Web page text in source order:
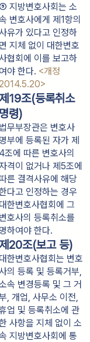
지방변호사회는 소
변호사에게 제1항의
유가 있다고 인정하
면 지체 없이 대한변호
협회에 이를 보고하
야 한다. <개정
19조(등록취소
명령)
법무부장관은 변호사
명부에 등록된 자가 제
4조에 따른 변호사의
격이 없거나 제5조에
따른 결격사유에 해당
다고 인정하는 경우
대한변호사협회에 그
변호사의 등록취소를
명하여야 한다.
20조(보고 등)
대한변호사협회는 변호
의 등록 및 등록거부,
속 변경등록 및 그 거
, 개업, 사무소 이전,
업 및 등록취소에 관
사항을 지체 없이 소
지방변호사회에 통